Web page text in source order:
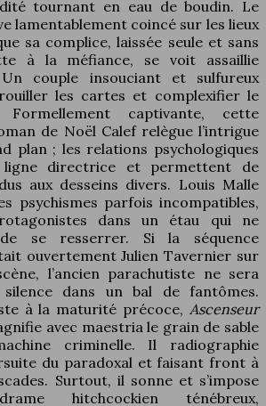
tournant en eau de boudin. Le
lamentablement coincé sur les lieux
sa complice, laissée seule et sans
à la méfiance, se voit assaillie
Un couple insouciant et sulfureux
les cartes et complexifier le
captivante, cette
de Noël Calef relègue l’intrigue
plan ; les relations psychologiques
directrice et permettent de
aux desseins divers. Louis Malle
psychismes parfois incompatibles,
dans un étau qui ne
se resserrer. Si la séquence
ouvertement Julien Tavernier sur
l’ancien parachutiste ne sera
silence dans un bal de fantômes.
à la maturité précoce, Ascenseur
avec maestria le grain de sable
criminelle. Il radiographie
du paradoxal et faisant front à
Surtout, il sonne et s’impose
hitchcockien ténébreux,